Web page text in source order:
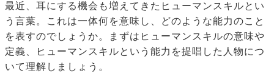
最近、耳にする機会も増えてきたヒューマンスキルとい
う言葉。これは一体何を意味し、どのような能力のこと
を表すのでしょうか。まずはヒューマンスキルの意味や
定義、ヒューマンスキルという能力を提唱した人物につ
いて理解しましょう。